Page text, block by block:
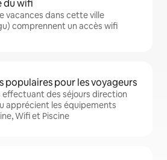
du wifi
vacances dans cette ville
comprennent un accès wifi
populaires pour les voyageurs
effectuant des séjours direction
apprécient les équipements
Wifi et Piscine